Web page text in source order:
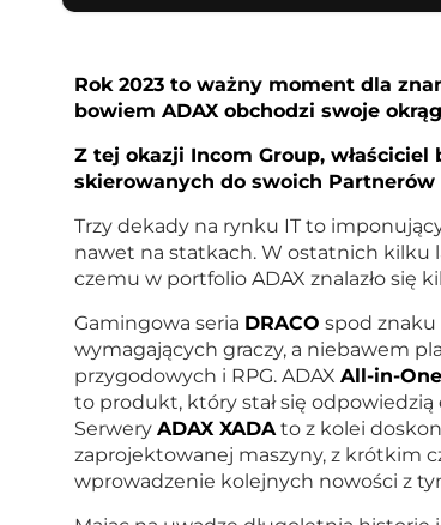
Rok 2023 to ważny moment dla
bowiem ADAX obchodzi swoje
Z tej okazji Incom Group, właściciel
skierowanych do swoich
Trzy dekady na rynku IT to
nawet na statkach. W ostatnich kilku
czemu w portfolio ADAX znalazło się
Gamingowa seria DRACO spod znaku
wymagających graczy, a niebawem
przygodowych i RPG. ADAX All-in-One
to produkt, który stał się
Serwery ADAX XADA to z kolei
zaprojektowanej maszyny, z krótkim
wprowadzenie kolejnych nowości z